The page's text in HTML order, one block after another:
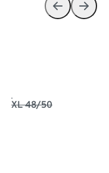
XL 48/50